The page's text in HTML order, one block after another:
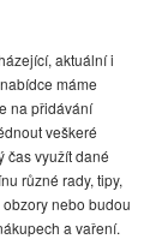
aktuální i
máme
na přidávání
veškeré
čas využít dané
různé rady, tipy,
nebo budou
a vaření.